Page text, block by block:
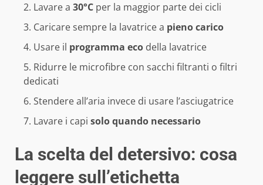
Lavare a 30°C per la maggior parte dei cicli
Caricare sempre la lavatrice a pieno carico
Usare il programma eco della lavatrice
Ridurre le microfibre con sacchi filtranti o filtri
dedicati
Stendere all’aria invece di usare l’asciugatrice
Lavare i capi solo quando necessario
La scelta del detersivo: cosa
leggere sull’etichetta